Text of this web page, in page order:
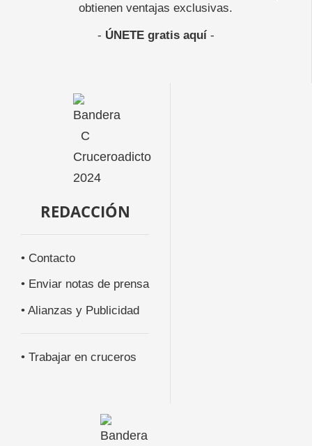
obtienen ventajas exclusivas.
- ÚNETE gratis aquí-
REDACCIÓN
• Contacto
• Enviar notas de prensa
• Alianzas y Publicidad
• Trabajar en cruceros